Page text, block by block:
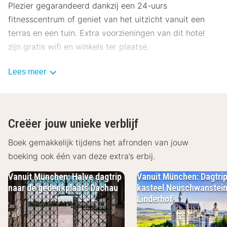
Plezier gegarandeerd dankzij een 24-uurs
fitnesscentrum of geniet van het uitzicht vanuit een
terras en een tuin. Extra voorzieningen van dit hotel
zijn gratis wifi en winkels ter plaatse.
Gasten van Aloft Munich kunnen iets lekkers halen bij
Enkele van de voorzieningen zijn een 24-uurs
businesscentrum, een 24-uurs receptie en meertalig
personeel. Plan je een evenement in München? Kies
voor dit hotel met 84 vierkante meter aan ruimte,
waaronder een conferentieruimte en 2
vergaderruimtes. Ter plaatse heb je parkeerplaatsen.
Doe of je thuis bent in één van de 184 kamers met een
Lees meer
Creëer jouw unieke verblijf
Boek gemakkelijk tijdens het afronden van jouw
boeking ook één van deze extra’s erbij.
Vanuit München: Halve dagtrip
naar de gedenkplaats Dachau
Vanuit München: Dagtrip
kasteel
Linderhof